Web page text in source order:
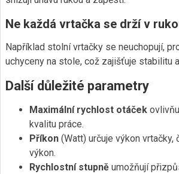
Ne každá vrtačka se drží v
Například stolní vrtačky se neuchopují,
uchyceny na stole, což zajišťuje stabilitu
Další důležité parametry
Maximální rychlost otáček
kvalitu práce.
Příkon (Watt) určuje výkon
výkon.
Rychlostní stupně umožňují